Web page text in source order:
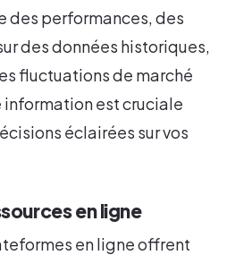
des performances, des
des données historiques,
fluctuations de marché
est cruciale
éclairées sur vos
en ligne
en ligne offrent